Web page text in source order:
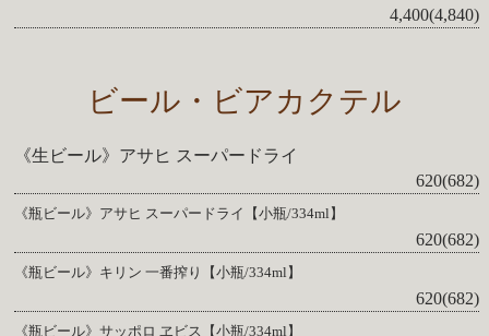
4,400(4,840)
ビール・ビアカクテル
《生ビール》アサヒ スーパードライ
620(682)
《瓶ビール》アサヒ スーパードライ【小瓶/334ml】
620(682)
《瓶ビール》キリン 一番搾り【小瓶/334ml】
620(682)
《瓶ビール》サッポロ ヱビス【小瓶/334ml】